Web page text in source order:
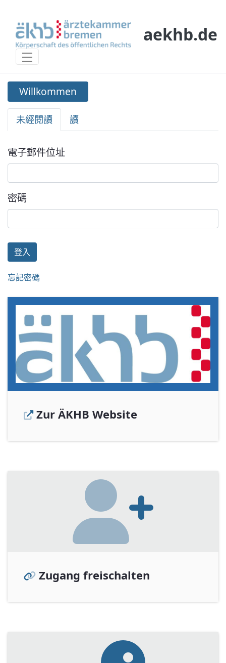
aekhb.de
Willkommen
Willkommen
未經閱讀 讀
登入
電子郵件位址
密碼
登入
忘記密碼
Zur ÄKHB Website
Zugang freischalten